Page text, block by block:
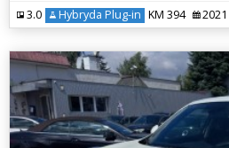
3.0 Hybryda Plug-in KM 394 2021